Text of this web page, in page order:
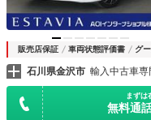
販売店保証 車両状態評価書 グ
石川県金沢市
まずは
無料通